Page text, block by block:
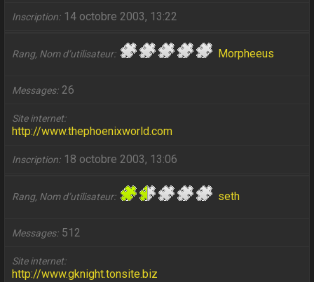
Inscription 14 octobre 2003, 13:22
Rang, Nom d’utilisateur Morpheeus
Messages 26
Site internet
http://www.thephoenixworld.com
Inscription 18 octobre 2003, 13:06
Rang, Nom d’utilisateur seth
Messages 512
Site internet
http://www.gknight.tonsite.biz